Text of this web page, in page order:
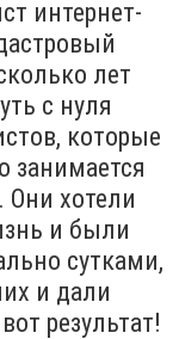
интернет-
лет
с нуля
которые
занимается
Они хотели
и были
сутками,
и дали
результат!